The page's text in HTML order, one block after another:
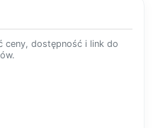
ceny, dostępność i link do